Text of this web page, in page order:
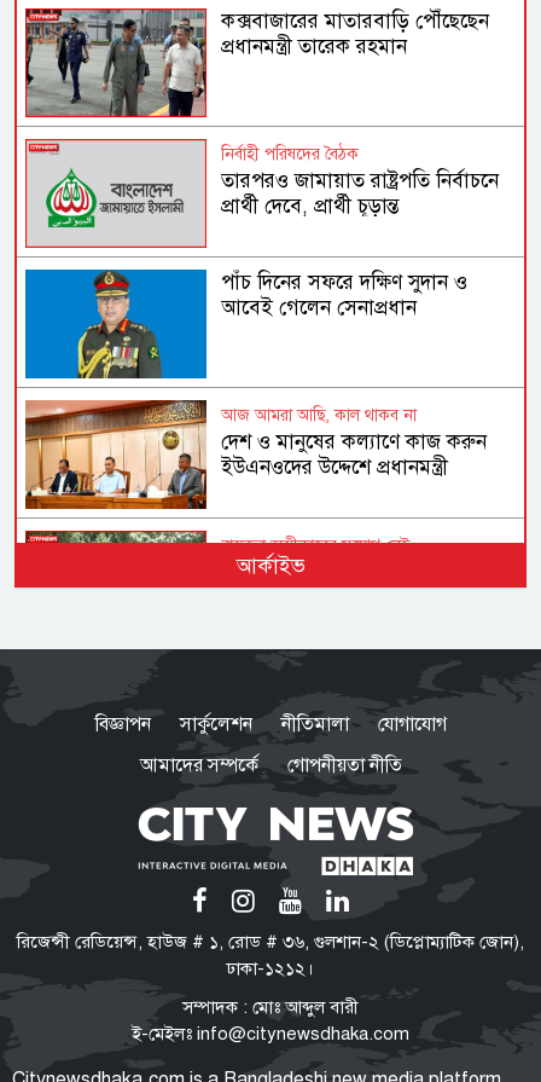
কক্সবাজারের মাতারবাড়ি পৌঁছেছেন
প্রধানমন্ত্রী তারেক রহমান
নির্বাহী পরিষদের বৈঠক
তারপরও জামায়াত রাষ্ট্রপতি নির্বাচনে
প্রার্থী দেবে, প্রার্থী চূড়ান্ত
পাঁচ দিনের সফরে দক্ষিণ সুদান ও
আবেই গেলেন সেনাপ্রধান
আজ আমরা আছি, কাল থাকব না
দেশ ও মানুষের কল্যাণে কাজ করুন
ইউএনওদের উদ্দেশে প্রধানমন্ত্রী
বাস্তবতা অস্বীকারের সুযোগ নেই
২৮ বছর পরও পাহাড়ে শান্তির অপেক্ষা
নেই, ভূমি ফেরেনি—পাহাড়ে কেন
এখনো অশান্তি?
যা বলছেন বিশেষজ্ঞরা
অতিরিক্ত ওজনে বাড়ছে হৃদরোগ-
ডায়াবেটিসসহ নানা জটিলতার ঝুঁকি
স্বাধীনতা-সার্বভৌমত্বের প্রশ্নে সিরাজুল
ইসলাম কখনো আপস করেননি: মির্জা
পরিবর্তনের পক্ষে-বিপক্ষে নানা শক্তি
আর্কাইভ
বিজ্ঞাপন সার্কুলেশন নীতিমালা
যোগাযোগ
আমাদের সম্পর্কে
গোপনীয়তা নীতি
রিজেন্সী রেডিয়েন্স, হাউজ # ১, রোড # ৩৬, গুলশান-২ (ডিপ্লোম্যাটিক জোন),
ঢাকা-১২১২।
সম্পাদক : মোঃ আব্দুল বারী
ই-মেইলঃ info@citynewsdhaka.com